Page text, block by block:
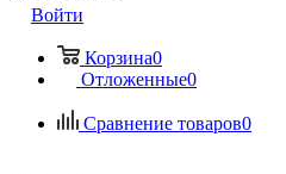
Войти
Корзина0
Отложенные0
Сравнение товаров0